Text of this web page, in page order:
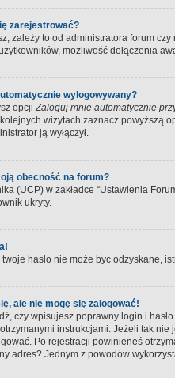
zarejestrować?
zależy to od administratora forum
możliwość dołączenia
wylogowywany?
opcjiZaloguj mnie automatycznie
wizytach zaznacz powyższą
ją wyłączył.
obecność na forum?
(UCP) w zakładce “Ustawienia
ukryty.
twoje hasło nie może byc odzyskane,
ale nie mogę się zalogować!
czy wpisujesz poprawny login i
instrukcjami. Jeżeli tak
Po rejestracji powinieneś
adres? Jednym z powodów